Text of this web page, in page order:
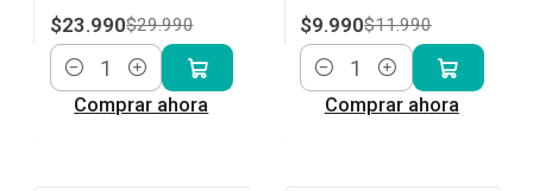
$23.990$29.990
Cantidad
Comprar ahora
$9.990$11.990
Cantidad
Comprar ahora